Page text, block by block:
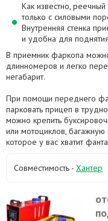
Как известно,
только с силовыми
Внутренняя стенка
и удобна для
В приемник фаркопа
длинномеров и легко
негабарит.
При помощи переднего
парковать прицеп в
можно крепить
или мотоциклов,
которое у вас хватит
Совместимость - Хантер